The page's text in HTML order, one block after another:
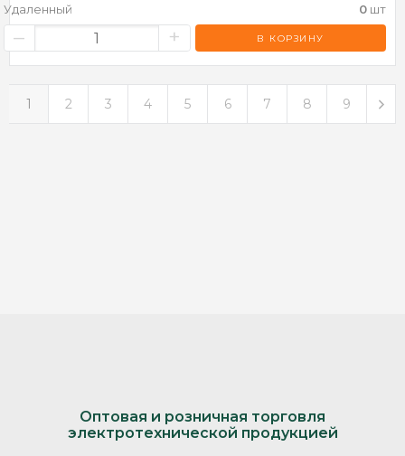
Удаленный
0 шт
– + В КОРЗИНУ
1 2 3 4 5 6 7 8 9
Оптовая и розничная торговля
электротехнической продукцией